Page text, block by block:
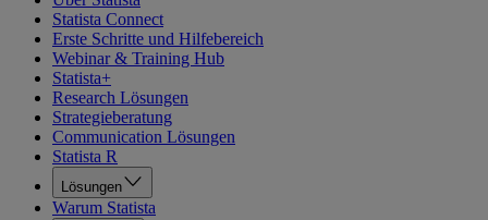
Statista Connect
Erste Schritte und Hilfebereich
Webinar & Training Hub
Statista+
Research Lösungen
Strategieberatung
Communication Lösungen
Statista R
Lösungen
Warum Statista